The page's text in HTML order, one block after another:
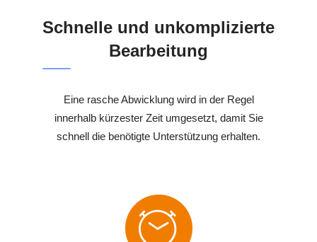
Schnelle und unkomplizierte
Bearbeitung
Eine rasche Abwicklung wird in der Regel
innerhalb kürzester Zeit umgesetzt, damit Sie
schnell die benötigte Unterstützung erhalten.